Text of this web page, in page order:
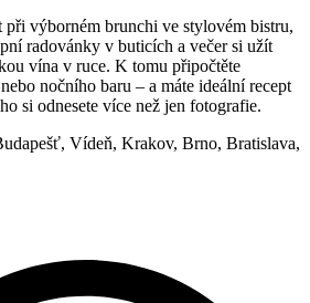
při výborném brunchi ve stylovém bistru,
radovánky v buticích a večer si užít
vína v ruce. K tomu připočtěte
nočního baru – a máte ideální recept
si odnesete více než jen fotografie.
Vídeň, Krakov, Brno, Bratislava,